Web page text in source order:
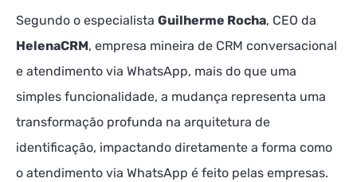
Segundo o especialista Guilherme Rocha, CEO da
HelenaCRM, empresa mineira de CRM conversacional
e atendimento via WhatsApp, mais do que uma
simples funcionalidade, a mudança representa uma
transformação profunda na arquitetura de
identificação, impactando diretamente a forma como
o atendimento via WhatsApp é feito pelas empresas.